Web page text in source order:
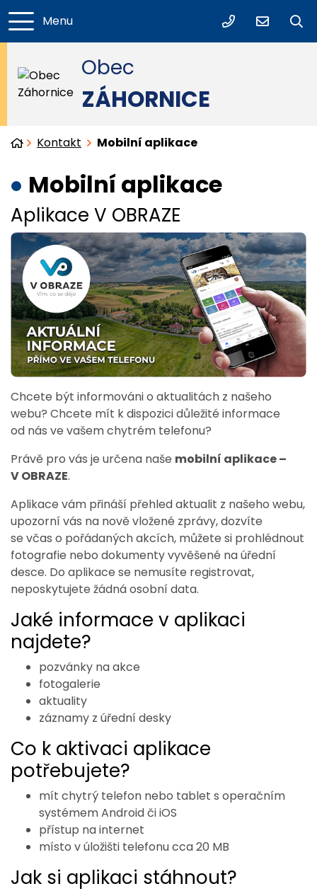
Menu +420 325 640
Obec
ZÁHORNICE
Úvodní stránka
Kontakt Mobilní aplikace
Mobilní aplikace
Aplikace V OBRAZE
Chcete být informováni o aktualitách z našeho
webu? Chcete mít k dispozici důležité informace
od nás ve vašem chytrém telefonu?
Právě pro vás je určena naše mobilní aplikace –
V OBRAZE.
Aplikace vám přináší přehled aktualit z našeho webu,
upozorní vás na nově vložené zprávy, dozvíte
se včas o pořádaných akcích, můžete si prohlédnout
fotografie nebo dokumenty vyvěšené na úřední
desce. Do aplikace se nemusíte registrovat,
neposkytujete žádná osobní data.
Jaké informace v aplikaci
najdete?
pozvánky na akce
fotogalerie
aktuality
záznamy z úřední desky
Co k aktivaci aplikace
potřebujete?
mít chytrý telefon nebo tablet s operačním
systémem Android či iOS
přístup na internet
místo v úložišti telefonu cca 20 MB
Jak si aplikaci stáhnout?